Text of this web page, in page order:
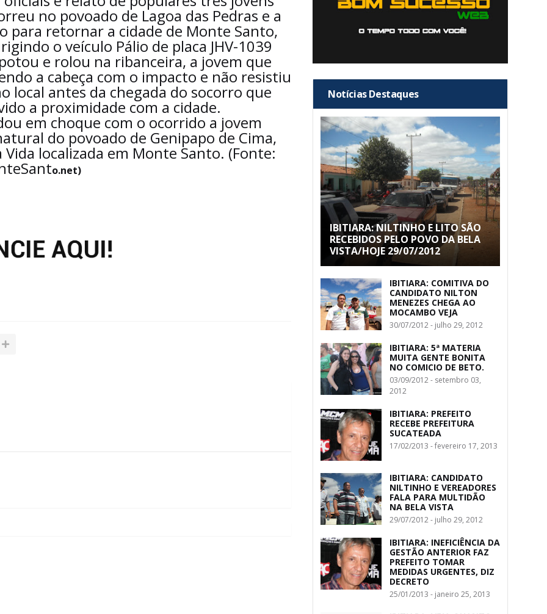
no povoado de Lagoa das Pedras e a
para retornar a cidade de Monte Santo,
o veículo Pálio de placa JHV-1039
e rolou na ribanceira, a jovem que
a cabeça com o impacto e não resistiu
local antes da chegada do socorro que
a proximidade com a cidade.
em choque com o ocorrido a jovem
do povoado de Genipapo de Cima,
localizada em Monte Santo. (Fonte:
o.net)
Notícias Destaques
IBITIARA: NILTINHO E LITO SÃO
RECEBIDOS PELO POVO DA BELA
VISTA/HOJE 29/07/2012
IBITIARA: COMITIVA DO
CANDIDATO NILTON
MENEZES CHEGA AO
MOCAMBO VEJA
30/07/2012 - julho 29, 2012
IBITIARA: 5ª MATERIA
MUITA GENTE BONITA
NO COMICIO DE BETO.
03/09/2012 - setembro 03,
2012
IBITIARA: PREFEITO
RECEBE PREFEITURA
SUCATEADA
17/02/2013 - fevereiro 17, 2013
IBITIARA: CANDIDATO
NILTINHO E VEREADORES
FALA PARA MULTIDÃO
NA BELA VISTA
29/07/2012 - julho 29, 2012
IBITIARA: INEFICIÊNCIA DA
GESTÃO ANTERIOR FAZ
PREFEITO TOMAR
MEDIDAS URGENTES, DIZ
DECRETO
25/01/2013 - janeiro 25, 2013